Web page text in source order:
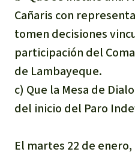
Cañaris con
tomen decisiones
participación del
de Lambayeque.
c) Que la Mesa de
del inicio del Paro
El martes 22 de